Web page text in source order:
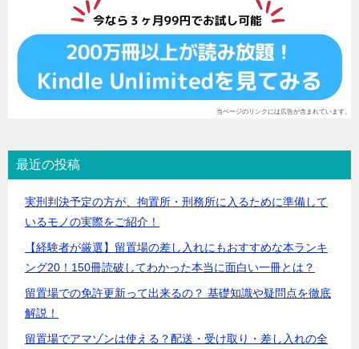
当ページのリンクには広告が含まれています。
最近の投稿
実刑判決予定の方が、拘置所・刑務所に入るために準備して
いるモノの実際をご紹介！
【経験者が厳選】留置場の差し入れにもおすすめな本ランキ
ング20！150冊読破してわかった本当に面白い一冊とは？
留置場での免許更新って出来るの？ 基礎知識や疑問点を徹底
解説！
留置場でアマゾンは使える？配送・受け取り・差し入れの全